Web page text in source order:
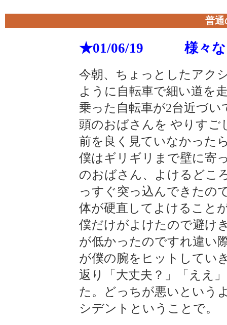
普通
★01/06/19 様々なア
今朝、ちょっとしたアク
ように自転車で細い道を
乗った自転車が2台近づ
頭のおばさんを やりすご
前を良く見ていなかった
僕はギリギリまで壁に寄
のおばさん、よけるどこ
っすぐ突っ込んできた
体が硬直してよけること
僕だけがよけたので避け
が低かったのですれ違い
が僕の腕をヒットしてい
返り「大丈夫？」「ええ
た。どっちが悪いという
シデントということで。